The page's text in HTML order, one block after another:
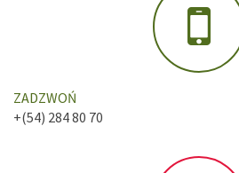
ZADZWOŃ
+(54) 284 80 70